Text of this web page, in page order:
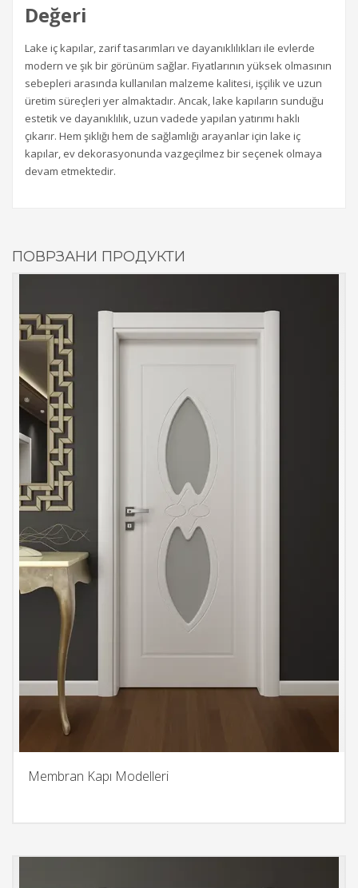
Değeri
Lake iç kapılar, zarif tasarımları ve dayanıklılıkları ile evlerde
modern ve şık bir görünüm sağlar. Fiyatlarının yüksek olmasının
sebepleri arasında kullanılan malzeme kalitesi, işçilik ve uzun
üretim süreçleri yer almaktadır. Ancak, lake kapıların sunduğu
estetik ve dayanıklılık, uzun vadede yapılan yatırımı haklı
çıkarır. Hem şıklığı hem de sağlamlığı arayanlar için lake iç
kapılar, ev dekorasyonunda vazgeçilmez bir seçenek olmaya
devam etmektedir.
ПОВРЗАНИ ПРОДУКТИ
Membran Kapı Modelleri